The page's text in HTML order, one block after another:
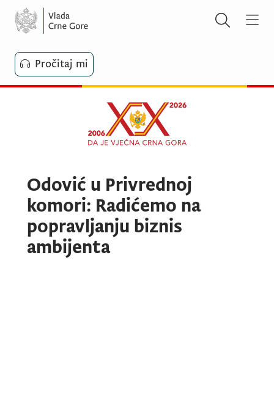
Pročitaj mi
Odović u Privrednoj
komori: Radićemo na
popravljanju biznis
ambijenta